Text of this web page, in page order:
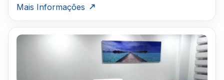
Mais Informações